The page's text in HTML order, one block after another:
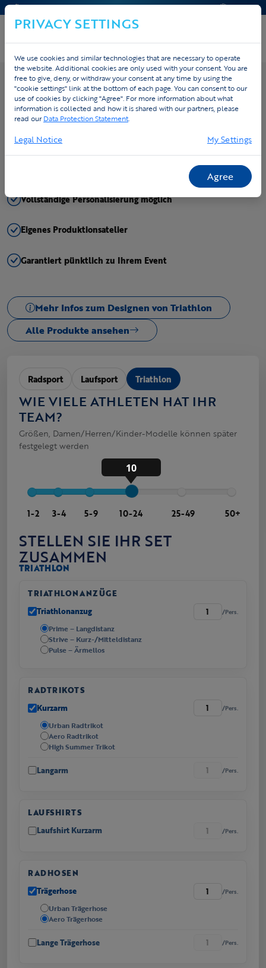
KONTAKT & HILFE ANGEBOT
Preis berechnen
Sicher in unserer Qualität: Unternehmen zahlen nach
Vollständige Personalisierung möglich
Eigenes Produktionsatelier
Garantiert pünktlich zu Ihrem Event
Mehr Infos zum Designen von Triathlon
Alle Produkte ansehen
Radsport Laufsport Triathlon
WIE VIELE ATHLETEN HAT IHR
TEAM?
Größen, Damen/Herren/Kinder-Modelle können später
festgelegt werden
10
1-2 3-4 5-9 10-24 25-49 50+
STELLEN SIE IHR SET
ZUSAMMEN
TRIATHLON
TRIATHLONANZÜGE
Triathlonanzug
/Pers.
Prime – Langdistanz
Strive – Kurz-/Mitteldistanz
Pulse – Ärmellos
RADTRIKOTS
Kurzarm
/Pers.
Urban Radtrikot
Aero Radtrikot
High Summer Trikot
Langarm /Pers.
LAUFSHIRTS
Laufshirt Kurzarm
/Pers.
RADHOSEN
Trägerhose
/Pers.
Urban Trägerhose
Aero Trägerhose
Lange Trägerhose /Pers.
PRIVACY SETTINGS
We use cookies and similar technologies that are necessary to operate
the website. Additional cookies are only used with your consent. You are
free to give, deny, or withdraw your consent at any time by using the
"cookie settings" link at the bottom of each page. You can consent to our
use of cookies by clicking "Agree". For more information about what
information is collected and how it is shared with our partners, please
read ourData Protection Statement.
Legal Notice My Settings
Agree